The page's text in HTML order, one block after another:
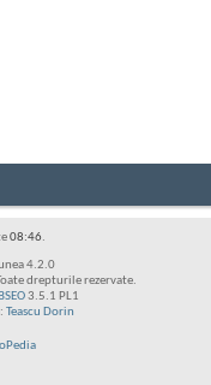
08:46.
4.2.0
drepturile rezervate.
3.5.1 PL1
Teascu Dorin